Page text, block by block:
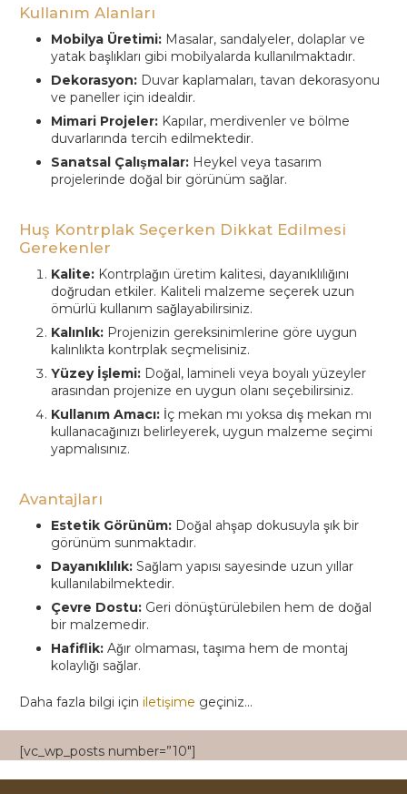
Kullanım Alanları
Mobilya Üretimi: Masalar, sandalyeler, dolaplar ve
yatak başlıkları gibi mobilyalarda kullanılmaktadır.
Dekorasyon: Duvar kaplamaları, tavan dekorasyonu
ve paneller için idealdir.
Mimari Projeler: Kapılar, merdivenler ve bölme
duvarlarında tercih edilmektedir.
Sanatsal Çalışmalar: Heykel veya tasarım
projelerinde doğal bir görünüm sağlar.
Huş Kontrplak Seçerken Dikkat Edilmesi
Gerekenler
Kalite: Kontrplağın üretim kalitesi, dayanıklılığını
doğrudan etkiler. Kaliteli malzeme seçerek uzun
ömürlü kullanım sağlayabilirsiniz.
Kalınlık: Projenizin gereksinimlerine göre uygun
kalınlıkta kontrplak seçmelisiniz.
Yüzey İşlemi: Doğal, lamineli veya boyalı yüzeyler
arasından projenize en uygun olanı seçebilirsiniz.
Kullanım Amacı: İç mekan mı yoksa dış mekan mı
kullanacağınızı belirleyerek, uygun malzeme seçimi
yapmalısınız.
Avantajları
Estetik Görünüm: Doğal ahşap dokusuyla şık bir
görünüm sunmaktadır.
Dayanıklılık: Sağlam yapısı sayesinde uzun yıllar
kullanılabilmektedir.
Çevre Dostu: Geri dönüştürülebilen hem de doğal
bir malzemedir.
Hafiflik: Ağır olmaması, taşıma hem de montaj
kolaylığı sağlar.
Daha fazla bilgi için iletişime geçiniz…
[vc_wp_posts number=”10″]